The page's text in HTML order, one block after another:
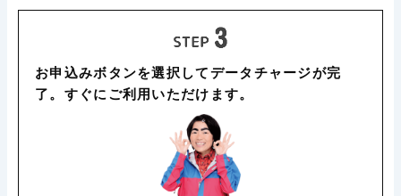
お申込みボタンを選択してデータチャージが完
了。すぐにご利用いただけます。